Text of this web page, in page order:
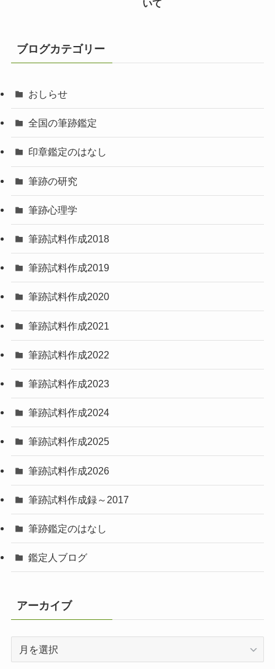
いて
ブログカテゴリー
おしらせ
全国の筆跡鑑定
印章鑑定のはなし
筆跡の研究
筆跡心理学
筆跡試料作成2018
筆跡試料作成2019
筆跡試料作成2020
筆跡試料作成2021
筆跡試料作成2022
筆跡試料作成2023
筆跡試料作成2024
筆跡試料作成2025
筆跡試料作成2026
筆跡試料作成録～2017
筆跡鑑定のはなし
鑑定人ブログ
アーカイブ